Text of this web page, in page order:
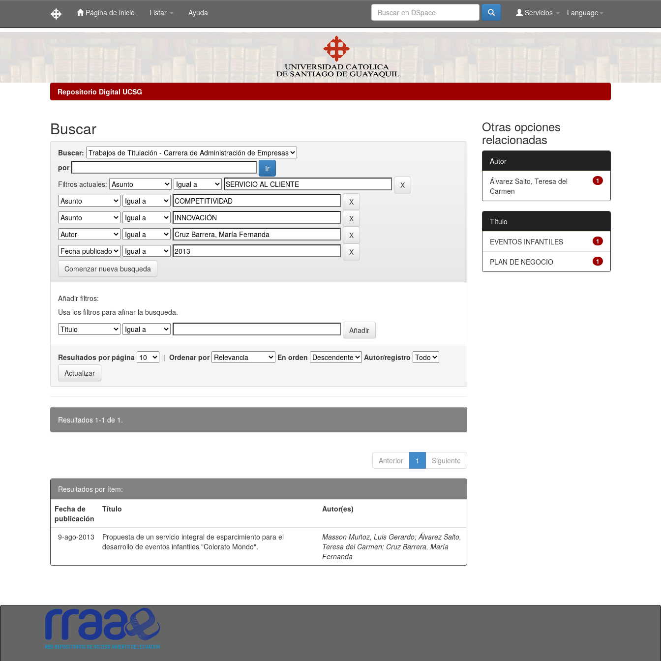
Página de inicio Listar Ayuda Language
Servicios
Repositorio Digital UCSG
Buscar
Buscar:
por
Filtros actuales:
Comenzar nueva busqueda
Añadir filtros:
Usa los filtros para afinar la busqueda.
Resultados por página | Ordenar por En orden Autor/registro
Resultados 1-1 de 1.
Anterior 1 Siguiente
Resultados por ítem:
Fecha de
publicación
Título Autor(es)
9-ago-2013
Propuesta de un servicio integral de esparcimiento para el
desarrollo de eventos infantiles "Colorato Mondo".
Masson Muñoz, Luis Gerardo;Álvarez Salto,
Teresa del Carmen; Cruz Barrera, María
Fernanda
Otras opciones
relacionadas
Autor
1
Álvarez Salto, Teresa del
Carmen
Título
1
EVENTOS INFANTILES
1
PLAN DE NEGOCIO